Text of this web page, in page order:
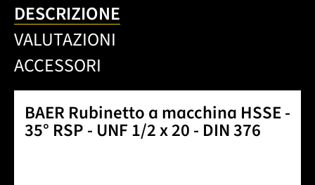
DESCRIZIONE
VALUTAZIONI
ACCESSORI
BAER Rubinetto a macchina HSSE -
35° RSP - UNF 1/2 x 20 - DIN 376